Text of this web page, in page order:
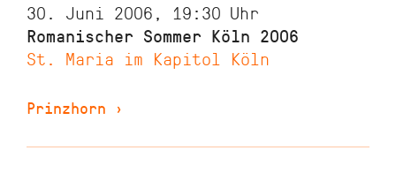
30. Juni 2006, 19:30 Uhr
Romanischer Sommer Köln 2006
St. Maria im Kapitol Köln
Prinzhorn ›